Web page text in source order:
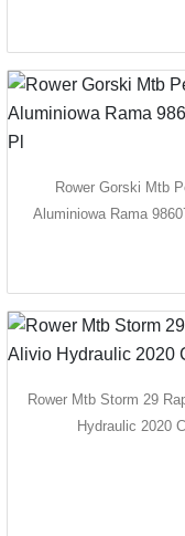
Rower Gorski Mtb
Aluminiowa Rama
Rower Mtb Storm 29
Hydraulic 2020